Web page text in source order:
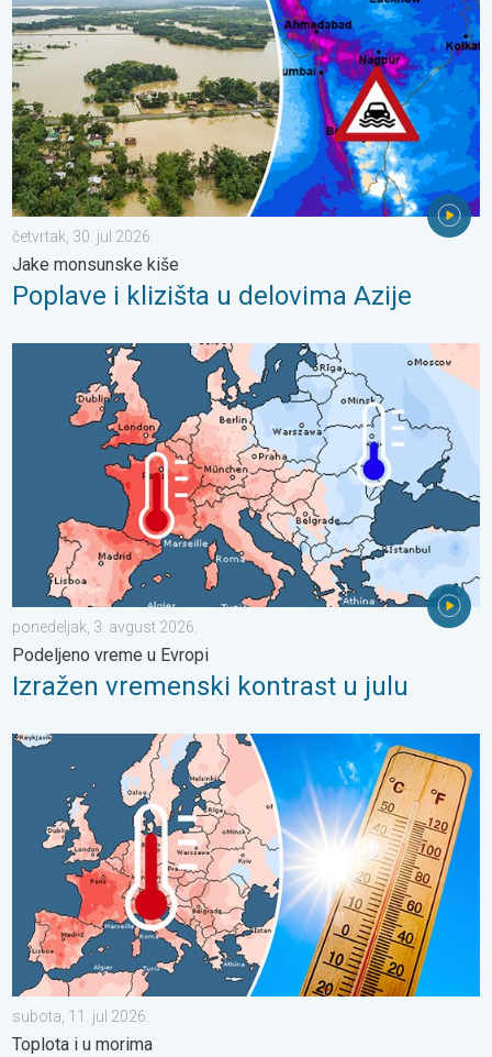
četvrtak, 30. jul 2026.
Jake monsunske kiše
Poplave i klizišta u delovima Azije
Izražen vremenski kontrast u julu. Podeljeno vreme u Evropi.
ponedeljak, 3. avgust 2026.
Podeljeno vreme u Evropi
Izražen vremenski kontrast u julu
Rekordno topao jun u Evropi. Toplota i u morima. . . subota,
subota, 11. jul 2026.
Toplota i u morima